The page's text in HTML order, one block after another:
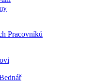
Pracovníků